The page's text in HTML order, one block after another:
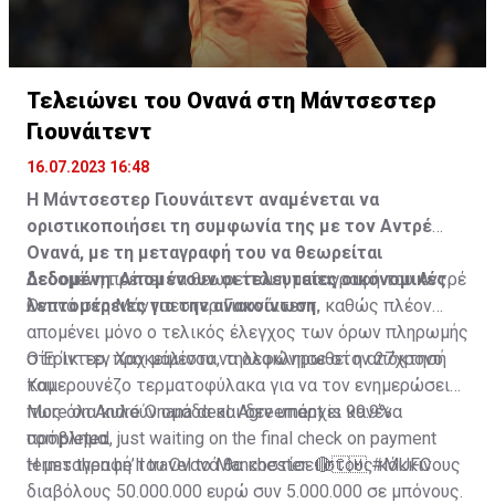
Τελειώνει του Ονανά στη Μάντσεστερ
Γιουνάιτεντ
16.07.2023 16:48
Η Μάντσεστερ Γιουνάιτεντ αναμένεται να
οριστικοποιήσει τη συμφωνία της με τον Αντρέ
Ονανά, με τη μεταγραφή του να θεωρείται
δεδομένη. Απομένουν οι τελευταίες οικονομικές
λεπτομέρειες για την ανακοίνωση.
Δεδομένη πρέπει να θεωρείται η μεταγραφή του Αντρέ
Ονανά στη Μάντσεστερ Γιουνάιτεντ, καθώς πλέον
απομένει μόνο ο τελικός έλεγχος των όρων πληρωμής
στη Ίντερ, προκειμένου να ολοκληρωθεί η απόκτησή
του.
Ο Έρικ τεν Χαχ μάλιστα, τηλεφώνησε στον 27χρονο
Καμερουνέζο τερματοφύλακα για να τον ενημερώσει
πως όλα κυλούν ομάδα και δεν υπάρχει κανένα
πρόβλημα.
More on André Onana deal. Agreement is 99.9%
completed, just waiting on the final check on payment
terms then he’ll travel to Manchester. 🔴🇨🇲#MUFC
Η μεταγραφή του Ονανά θα κοστίσει στους κόκκινους
διαβόλους 50.000.000 ευρώ συν 5.000.000 σε μπόνους.